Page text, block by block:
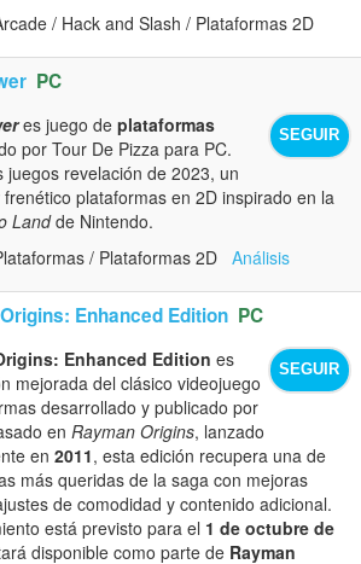
/ Hack and Slash / Plataformas 2D
PC
SEGUIR
es juego de plataformas
por Tour De Pizza para PC.
juegos revelación de 2023, un
plataformas en 2D inspirado en la
Landde Nintendo.
/ Plataformas 2D Análisis
Enhanced Edition PC
SEGUIR
Enhanced Edition es
mejorada del clásico videojuego
desarrollado y publicado por
en Rayman Origins, lanzado
en 2011, esta edición recupera una de
más queridas de la saga con mejoras
de comodidad y contenido adicional.
está previsto para el 1 de octubre de
disponible como parte de Rayman